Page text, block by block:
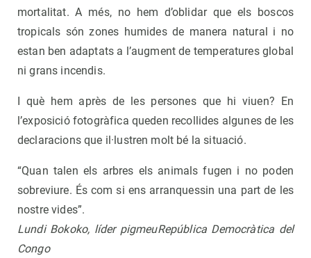
mortalitat. A més, no hem d’oblidar que els boscos
tropicals són zones humides de manera natural i no
estan ben adaptats a l’augment de temperatures global
ni grans incendis.
I què hem après de les persones que hi viuen? En
l’exposició fotogràfica queden recollides algunes de les
declaracions que il·lustren molt bé la situació.
“Quan talen els arbres els animals fugen i no poden
sobreviure. És com si ens arranquessin una part de les
nostre vides”.
Lundi Bokoko, líder pigmeuRepública Democràtica del
Congo